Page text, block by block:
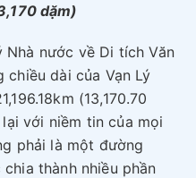
dặm)
Nhà nước về Di tích Văn
dài của Vạn Lý
(13,170.70
với niềm tin của mọi
phải là một đường
thành nhiều phần